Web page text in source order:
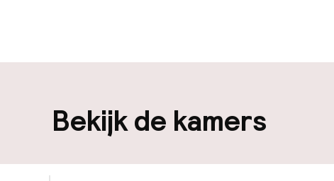
op eigen
Openbaar parkeren
Luchthavenshuttle
Bekijk de kamers